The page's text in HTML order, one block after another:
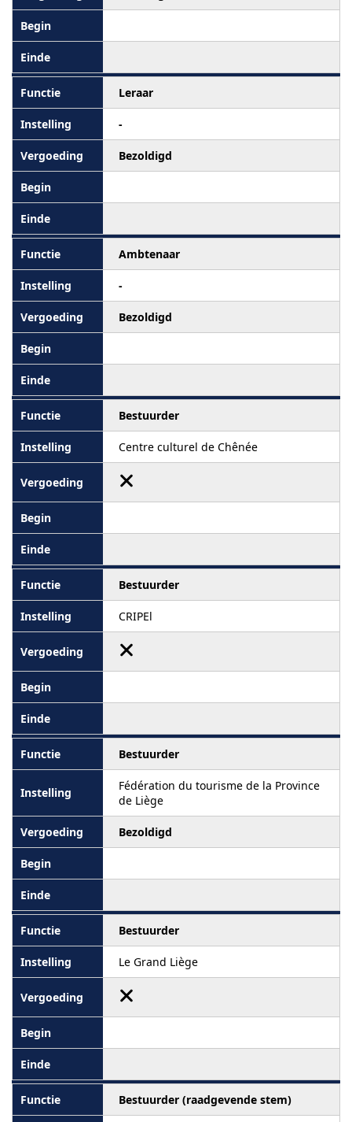
Leraar
-
Bezoldigd
Ambtenaar
-
Bezoldigd
Bestuurder
Centre culturel de Chênée
Bestuurder
CRIPEl
Bestuurder
Fédération du tourisme de la Province
de Liège
Bezoldigd
Bestuurder
Le Grand Liège
Bestuurder (raadgevende stem)